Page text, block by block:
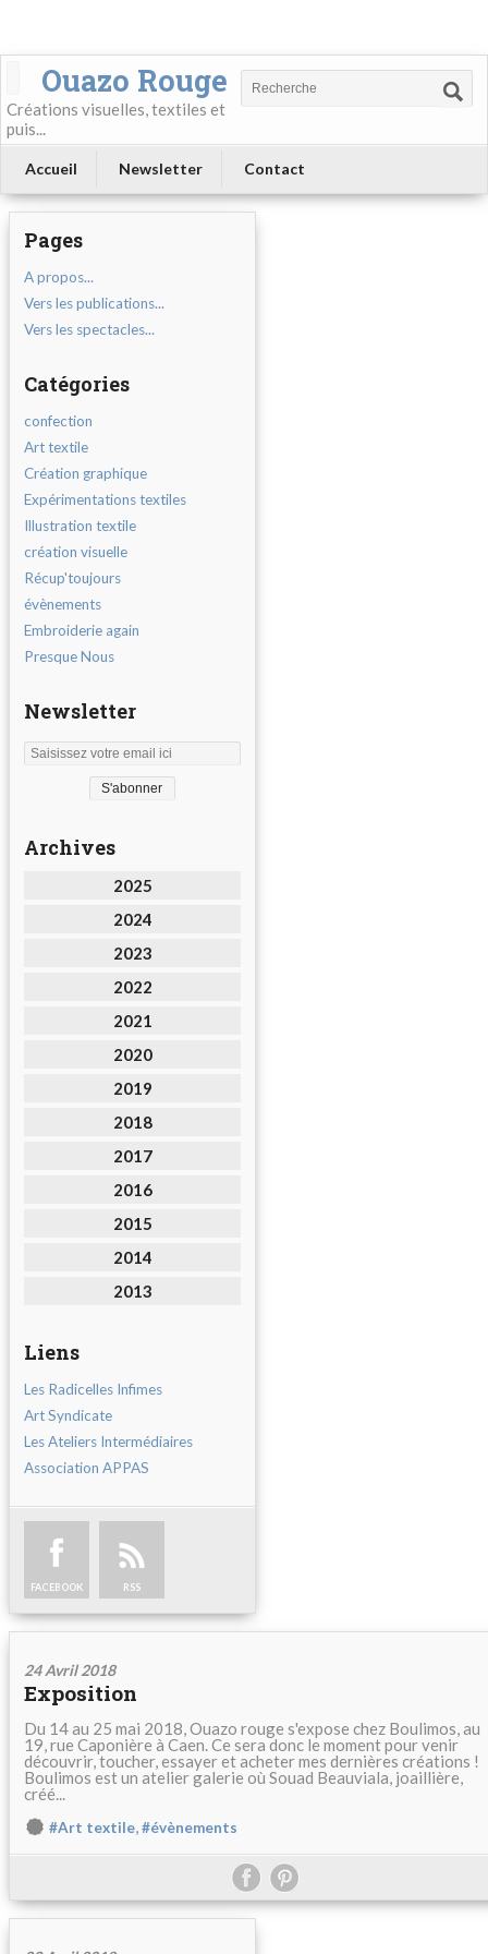
Ouazo Rouge
Créations visuelles, textiles et
puis...
Accueil Newsletter Contact
Pages
A propos...
Vers les publications...
Vers les spectacles...
Catégories
confection
Art textile
Création graphique
Expérimentations textiles
Illustration textile
création visuelle
Récup'toujours
évènements
Embroiderie again
Presque Nous
Newsletter
Archives
2025
2024
2023
2022
2021
2020
2019
2018
2017
2016
2015
2014
2013
Liens
Les Radicelles Infimes
Art Syndicate
Les Ateliers Intermédiaires
Association APPAS
FACEBOOK RSS
24 Avril 2018
Exposition
Du 14 au 25 mai 2018, Ouazo rouge s'expose chez Boulimos, au
19, rue Caponière à Caen. Ce sera donc le moment pour venir
découvrir, toucher, essayer et acheter mes dernières créations !
Boulimos est un atelier galerie où Souad Beauviala, joaillière,
créé...
#Art textile,#évènements